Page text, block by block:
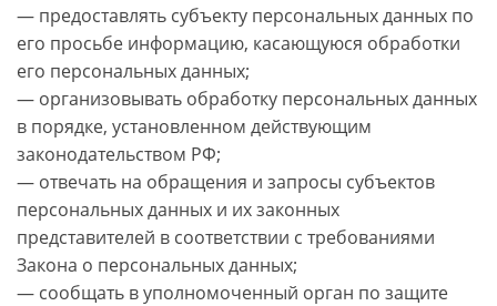
— предоставлять субъекту персональных данных по
его просьбе информацию, касающуюся обработки
его персональных данных;
— организовывать обработку персональных данных
в порядке, установленном действующим
законодательством РФ;
— отвечать на обращения и запросы субъектов
персональных данных и их законных
представителей в соответствии с требованиями
Закона о персональных данных;
— сообщать в уполномоченный орган по защите